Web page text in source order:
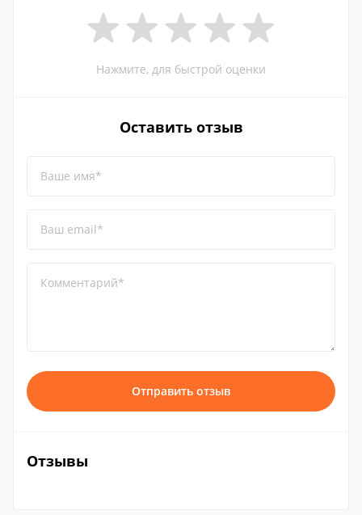
Нажмите, для быстрой оценки
Оставить отзыв
Ваше имя*
Ваш email*
Комментарий*
Отправить отзыв
Отзывы